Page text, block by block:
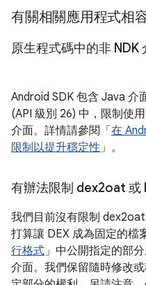
有關相關應用程式相
原生程式碼中的非 NDK
Android SDK 包含 Java 介
(API 級別 26) 中，限制使
介面。詳情請參閱「 在
限制以提升穩定性」。
有辦法限制 dex2oat 或
我們目前沒有限制
打算讓 DEX 成為固定的檔
行格式」中公開指定的部
介面。我們保留隨時修改